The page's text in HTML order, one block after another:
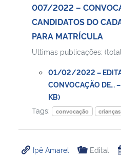
Ministério da Mulher, da Família e dos
Secretaria-Geral
Secretaria de Governo
Advocacia-Geral da União
007/2022 –
CANDIDATOS DO
PARA MATRÍCULA
Ultimas publicações:
01/02/2022 –
CONVOCAÇÃO DE…
KB)
Tags:
convocação crianças
Ipê Amarel Edital